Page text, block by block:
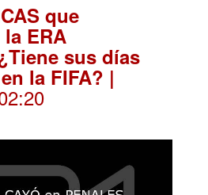
que
la ERA
sus días
la FIFA? |